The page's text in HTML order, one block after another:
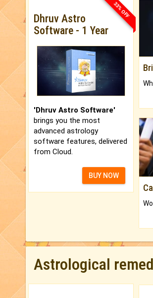
33% OFF
Dhruv Astro
Software - 1 Year
'Dhruv Astro Software'
brings you the most
advanced astrology
software features, delivered
from Cloud.
BUY NOW
Astrological